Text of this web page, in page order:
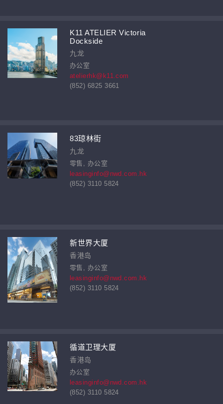
K11 ATELIER Victoria
Dockside
九龙
办公室
atelierhk@k11.com
(852) 6825 3661
83琼林街
九龙
零售, 办公室
leasinginfo@nwd.com.hk
(852) 3110 5824
新世界大厦
香港岛
零售, 办公室
leasinginfo@nwd.com.hk
(852) 3110 5824
循道卫理大厦
香港岛
办公室
leasinginfo@nwd.com.hk
(852) 3110 5824